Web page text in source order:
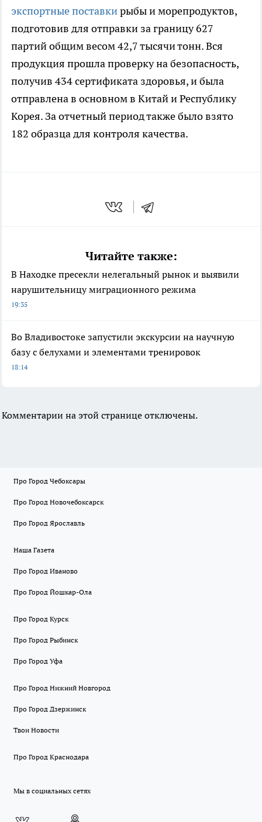
экспортные поставкирыбы и морепродуктов,
подготовив для отправки за границу 627
партий общим весом 42,7 тысячи тонн. Вся
продукция прошла проверку на безопасность,
получив 434 сертификата здоровья, и была
отправлена в основном в Китай и Республику
Корея. За отчетный период также было взято
182 образца для контроля качества.
Читайте также:
В Находке пресекли нелегальный рынок и выявили
нарушительницу миграционного режима
19:35
Во Владивостоке запустили экскурсии на научную
базу с белухами и элементами тренировок
18:14
Комментарии на этой странице отключены.
Про Город Чебоксары
Про Город Новочебоксарск
Про Город Ярославль
Наша Газета
Про Город Иваново
Про Город Йошкар-Ола
Про Город Курск
Про Город Рыбинск
Про Город Уфа
Про Город Нижний Новгород
Про Город Дзержинск
Твои Новости
Про Город Краснодара
Мы в социальных сетях